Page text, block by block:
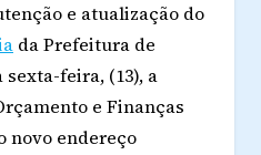
e atualização do
da Prefeitura de
feira, (13), a
e Finanças
novo endereço